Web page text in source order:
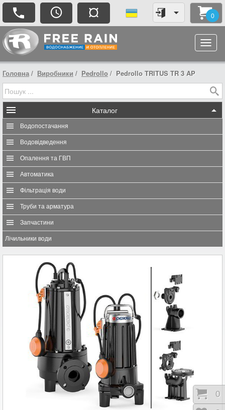
¤ 0
Головна Виробники Pedrollo Pedrollo TRITUS TR 3 AP
Каталог
Водопостачання
Водовідведення
Опалення та ГВП
Автоматика
Фільтрація води
Труби та арматура
Запчастини
Лічильники води
0